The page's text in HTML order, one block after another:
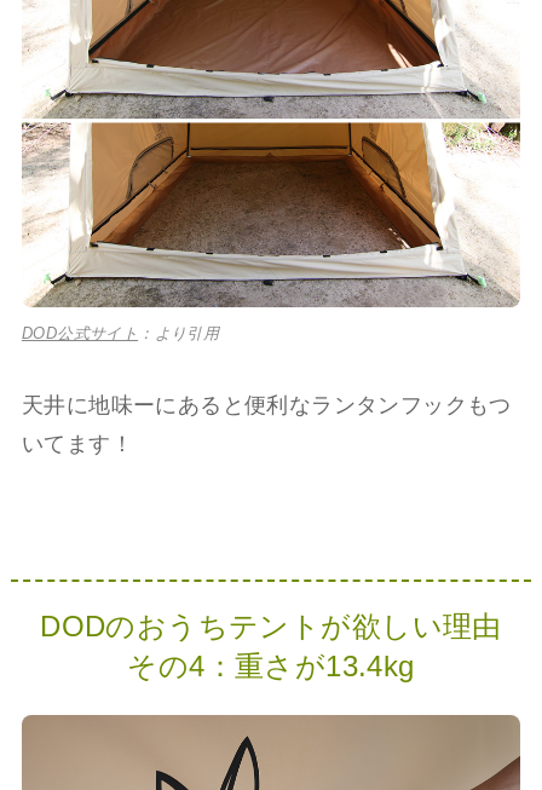
DOD公式サイト ：より引用
天井に地味ーにあると便利なランタンフックもつ
いてます！
DODのおうちテントが欲しい理由
その4：重さが13.4kg